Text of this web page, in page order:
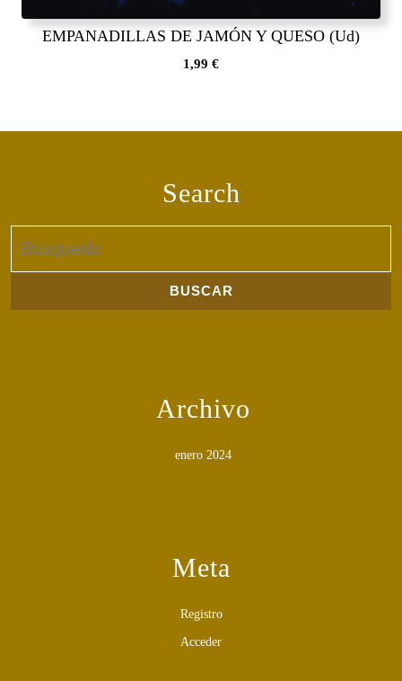
EMPANADILLAS DE JAMÓN Y QUESO (Ud)
1,99 €
Search
Archivo
enero 2024
Meta
Registro
Acceder